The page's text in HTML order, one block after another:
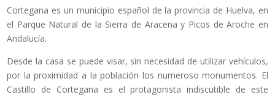
Cortegana es un municipio español de la provincia de Huelva, en
el Parque Natural de la Sierra de Aracena y Picos de Aroche en
Andalucía.
Desde la casa se puede visar, sin necesidad de utilizar vehículos,
por la proximidad a la población los numeroso monumentos. El
Castillo de Cortegana es el protagonista indiscutible de este